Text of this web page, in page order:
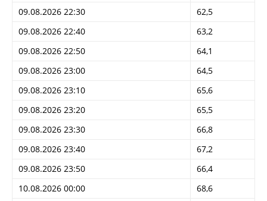
09.08.2026 22:30
62,5
09.08.2026 22:40
63,2
09.08.2026 22:50
64,1
09.08.2026 23:00
64,5
09.08.2026 23:10
65,6
09.08.2026 23:20
65,5
09.08.2026 23:30
66,8
09.08.2026 23:40
67,2
09.08.2026 23:50
66,4
10.08.2026 00:00
68,6